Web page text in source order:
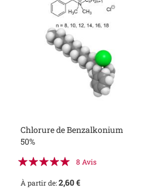
Chlorure de Benzalkonium
50%
Évaluation:
8 Avis
À partir de 2,60 €